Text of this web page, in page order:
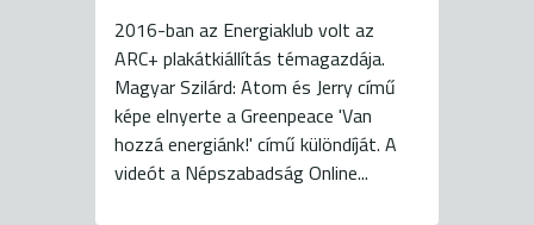
2016-ban az Energiaklub volt az
ARC+ plakátkiállítás témagazdája.
Magyar Szilárd: Atom és Jerry című
képe elnyerte a Greenpeace 'Van
hozzá energiánk!' című különdíját. A
videót a Népszabadság Online...